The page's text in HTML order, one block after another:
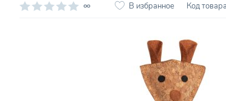
∞ В избранное Код товара